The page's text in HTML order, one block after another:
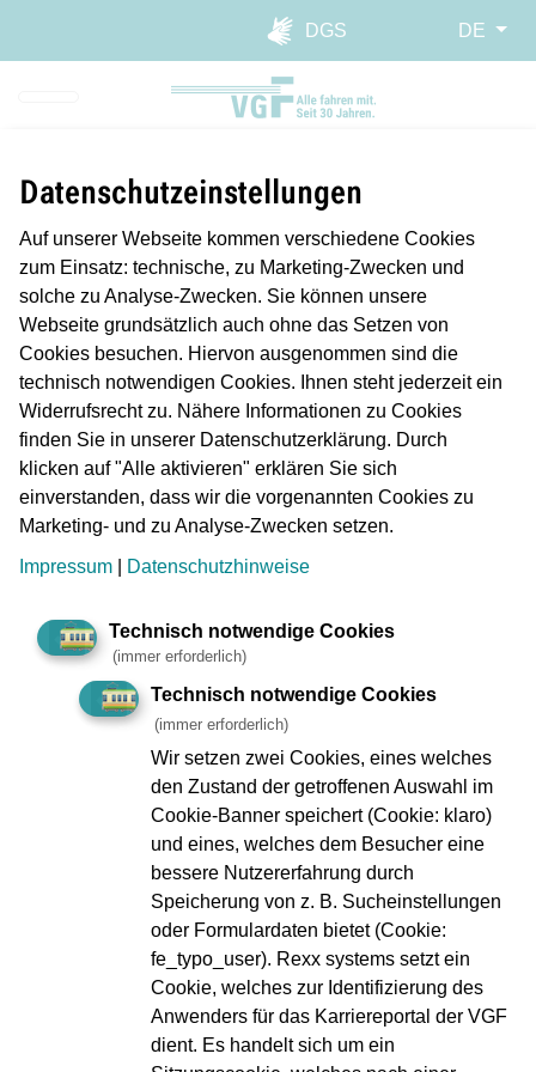
Direkt zur Hauptnavigation
Direkt zum Inhalt springen
Webseiten-Barriere melden
DGS
DE
Planmäßiger Betrieb
Längere Reisezeiten/Verspätung
Störung
Geplante Arbeiten/Ereignisse
Impressum
Geschäftsberichten
Compliance
Verbraucherschlichtung
Innovation VGF
Ebbelwei-Expreß
Webseiten-Barriere melden
Erklärung zur Barrierefreiheit
Infos in Leichter Sprache
Datenschutzeinstellungen
Auf unserer Webseite kommen verschiedene Cookies
zum Einsatz: technische, zu Marketing-Zwecken und
solche zu Analyse-Zwecken. Sie können unsere
Webseite grundsätzlich auch ohne das Setzen von
Cookies besuchen. Hiervon ausgenommen sind die
technisch notwendigen Cookies. Ihnen steht jederzeit ein
Widerrufsrecht zu. Nähere Informationen zu Cookies
finden Sie in unserer Datenschutzerklärung. Durch
klicken auf "Alle aktivieren" erklären Sie sich
einverstanden, dass wir die vorgenannten Cookies zu
Marketing- und zu Analyse-Zwecken setzen.
Impressum
Datenschutzhinweise
Technisch notwendige Cookies
(immer erforderlich)
Technisch notwendige Cookies
(immer erforderlich)
Wir setzen zwei Cookies, eines welches
den Zustand der getroffenen Auswahl im
Cookie-Banner speichert (Cookie: klaro)
und eines, welches dem Besucher eine
bessere Nutzererfahrung durch
Speicherung von z. B. Sucheinstellungen
oder Formulardaten bietet (Cookie:
fe_typo_user). Rexx systems setzt ein
Cookie, welches zur Identifizierung des
Anwenders für das Karriereportal der VGF
dient. Es handelt sich um ein